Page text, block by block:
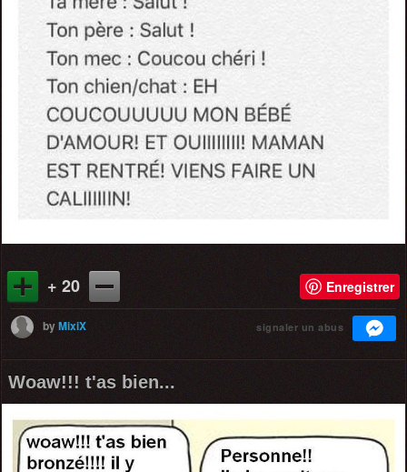
+ 20 Enregistrer
byMixiX signaler un abus
Woaw!!! t'as bien...